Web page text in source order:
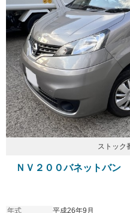
ストック
ＮＶ２００バネットバン
年式 平成26年9月